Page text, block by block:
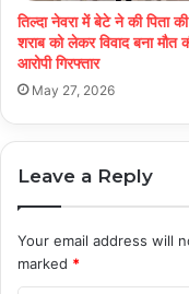
तिल्दा नेवरा में बेटे ने की पिता
शराब को लेकर विवाद बना मौत
आरोपी गिरफ्तार
May 27, 2026
Leave a Reply
Your email address will
marked *